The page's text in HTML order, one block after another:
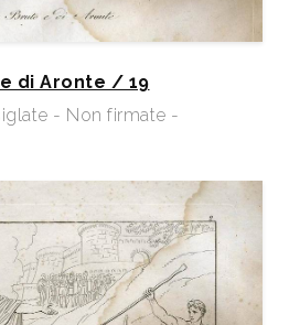
di Aronte / 19
- Non firmate -